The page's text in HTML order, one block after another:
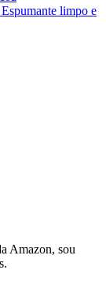
limpo e
Amazon, sou